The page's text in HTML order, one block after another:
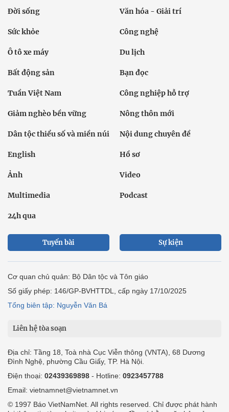
Đời sống Văn hóa - Giải trí
Sức khỏe Công nghệ
Ô tô xe máy Du lịch
Bất động sản Bạn đọc
Tuần Việt Nam Công nghiệp hỗ trợ
Giảm nghèo bền vững Nông thôn mới
Dân tộc thiểu số và miền núi Nội dung chuyên đề
English Hồ sơ
Ảnh Video
Multimedia Podcast
24h qua
Tuyến bài Sự kiện
Cơ quan chủ quản: Bộ Dân tộc và Tôn giáo
Số giấy phép: 146/GP-BVHTTDL, cấp ngày 17/10/2025
Tổng biên tập: Nguyễn Văn Bá
Liên hệ tòa soạn
Địa chỉ: Tầng 18, Toà nhà Cục Viễn thông (VNTA), 68 Dương
Đình Nghệ, phường Cầu Giấy, TP. Hà Nội.
Điện thoại: 02439369898 - Hotline: 0923457788
Email: vietnamnet@vietnamnet.vn
© 1997 Báo VietNamNet. All rights reserved. Chỉ được phát hành